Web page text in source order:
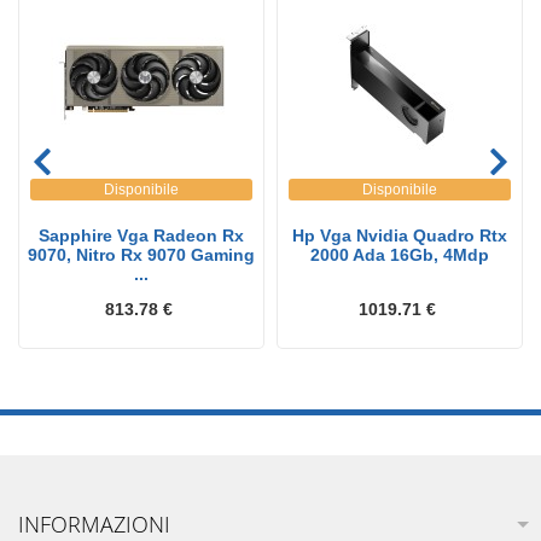
Disponibile
Sapphire Vga Radeon Rx
9070, Nitro Rx 9070 Gaming
...
813.78 €
Disponibile
Hp Vga Nvidia Quadro Rtx
2000 Ada 16Gb, 4Mdp
1019.71 €
INFORMAZIONI